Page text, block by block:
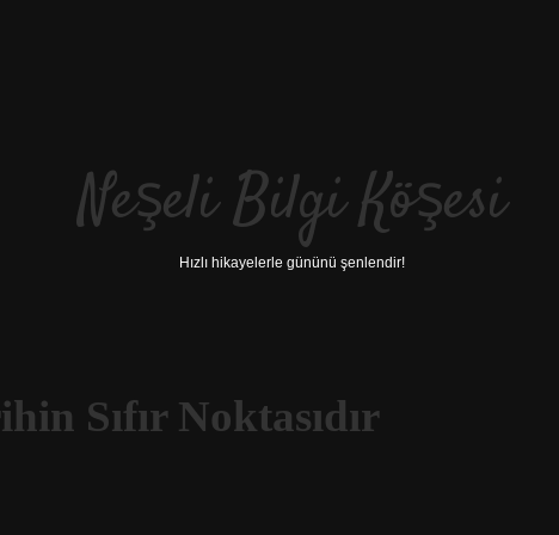
Neşeli Bilgi Köşesi
Hızlı hikayelerle gününü şenlendir!
Sıfır Noktasıdır